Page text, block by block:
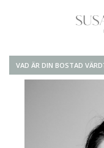
VAD ÄR DIN BOSTAD